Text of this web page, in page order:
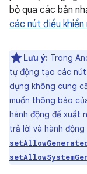
bỏ qua các bản
các nút điều khiển
Lưu ý: Trong
tự động tạo các
dụng không cung
muốn thông báo
hành động đề xuất
trả lời và hành